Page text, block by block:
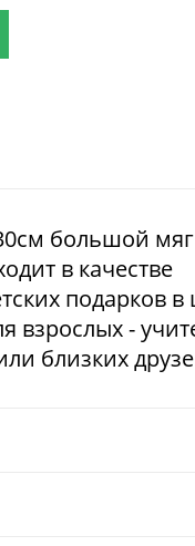
большой
в качестве
подарков
взрослых -
близких